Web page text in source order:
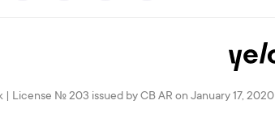
| License № 203 issued by CB AR on January 17, 2020